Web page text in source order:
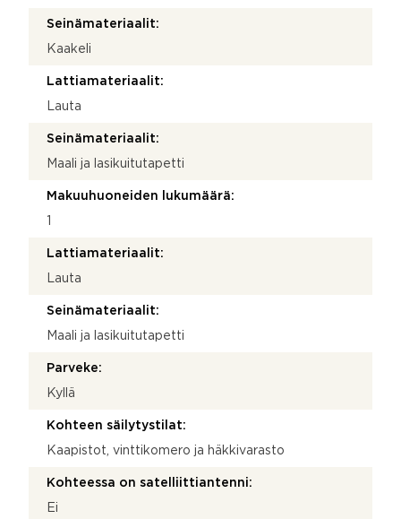
Seinämateriaalit:
Kaakeli
Lattiamateriaalit:
Lauta
Seinämateriaalit:
Maali ja lasikuitutapetti
Makuuhuoneiden lukumäärä:
Lattiamateriaalit:
Lauta
Seinämateriaalit:
Maali ja lasikuitutapetti
Parveke:
Kyllä
Kohteen säilytystilat:
Kaapistot, vinttikomero ja häkkivarasto
Kohteessa on satelliittiantenni:
Ei